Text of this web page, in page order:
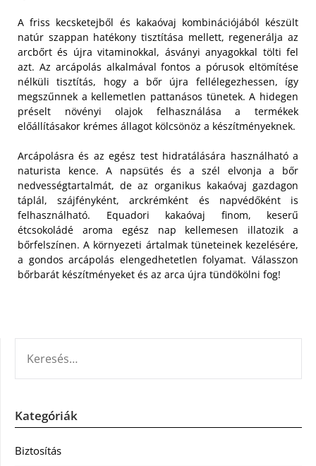
A friss kecsketejből és kakaóvaj kombinációjából készült
natúr szappan hatékony tisztítása mellett, regenerálja az
arcbőrt és újra vitaminokkal, ásványi anyagokkal tölti fel
azt. Az arcápolás alkalmával fontos a pórusok eltömítése
nélküli tisztítás, hogy a bőr újra fellélegezhessen, így
megszűnnek a kellemetlen pattanásos tünetek. A hidegen
préselt növényi olajok felhasználása a termékek
előállításakor krémes állagot kölcsönöz a készítményeknek.
Arcápolásra és az egész test hidratálására használható a
naturista kence. A napsütés és a szél elvonja a bőr
nedvességtartalmát, de az organikus kakaóvaj gazdagon
táplál, szájfényként, arckrémként és napvédőként is
felhasználható. Equadori kakaóvaj finom, keserű
étcsokoládé aroma egész nap kellemesen illatozik a
bőrfelszínen. A környezeti ártalmak tüneteinek kezelésére,
a gondos arcápolás elengedhetetlen folyamat. Válasszon
bőrbarát készítményeket és az arca újra tündökölni fog!
Kategóriák
Biztosítás